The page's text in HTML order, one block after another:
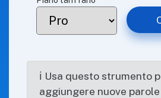
ℹ Usa questo strumento
aggiungere nuove